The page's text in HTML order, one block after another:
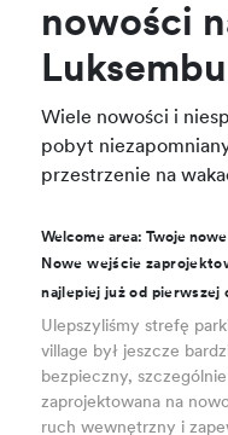
nowości
Wiele nowości i
pobyt
przestrzenie na
Welcome area: Twoje
Nowe wejście
najlepiej już od pierwszej
Ulepszyliśmy strefę
village był jeszcze
bezpieczny,
zaprojektowana na
ruch wewnętrzny i